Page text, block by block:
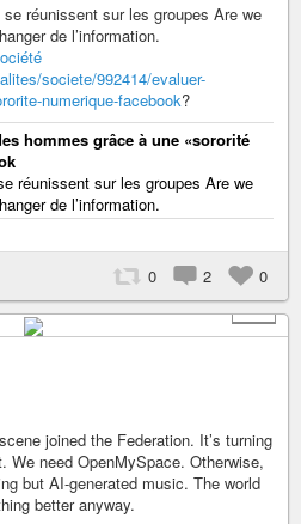
se réunissent sur les groupes Are we
de l’information.
societe/992414/evaluer-
numerique-facebook?
hommes grâce à une «sororité
réunissent sur les groupes Are we
de l’information.
0 2
0
+ 1
joined the Federation. It’s turning
We need OpenMySpace. Otherwise,
but AI-generated music. The world
better anyway.